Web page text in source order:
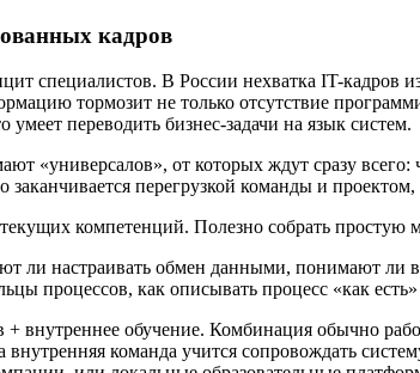
кадров
специалистов. В России нехватка IT-кадров
тормозит не только отсутствие
переводить бизнес-задачи на язык систем.
«универсалов», от которых ждут сразу
заканчивается перегрузкой команды и
текущих компетенций. Полезно собрать
ли настраивать обмен данными, понимают ли
процессов, как описывать процесс «как
+ внутреннее обучение. Комбинация обычно
внутренняя команда учится сопровождать